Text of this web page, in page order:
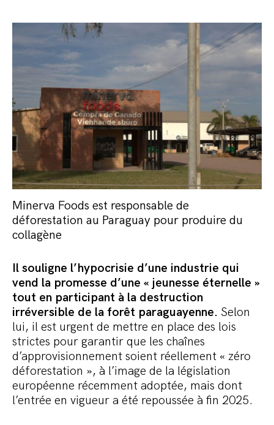
Minerva Foods est responsable de
déforestation au Paraguay pour produire du
collagène
Il souligne l’hypocrisie d’une industrie qui
vend la promesse d’une « jeunesse éternelle »
tout en participant à la destruction
irréversible de la forêt paraguayenne. Selon
lui, il est urgent de mettre en place des lois
strictes pour garantir que les chaînes
d’approvisionnement soient réellement « zéro
déforestation », à l’image de la législation
européenne récemment adoptée, mais dont
l’entrée en vigueur a été repoussée à fin 2025.